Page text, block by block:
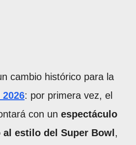
cambio histórico para la
: por primera vez, el
con un espectáculo
estilo del Super Bowl,